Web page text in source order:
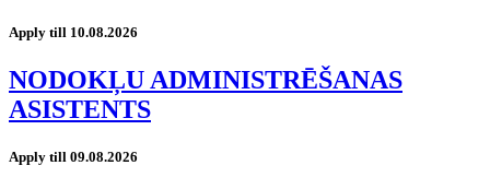
Apply till 10.08.2026
NODOKĻU ADMINISTRĒŠANAS
ASISTENTS
Apply till 09.08.2026